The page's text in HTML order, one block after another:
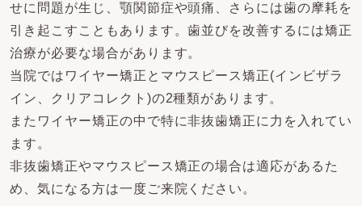
せに問題が生じ、顎関節症や頭痛、さらには歯の摩耗を
引き起こすこともあります。歯並びを改善するには矯正
治療が必要な場合があります。
当院ではワイヤー矯正とマウスピース矯正(インビザラ
イン、クリアコレクト)の2種類があります。
またワイヤー矯正の中で特に非抜歯矯正に力を入れてい
ます。
非抜歯矯正やマウスピース矯正の場合は適応があるた
め、気になる方は一度ご来院ください。